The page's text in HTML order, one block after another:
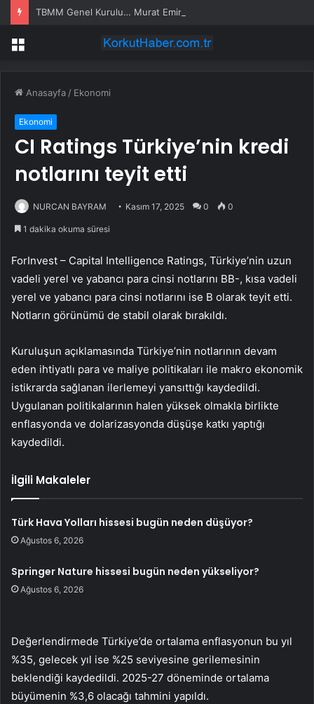
Menü
Anasayfa / Ekonomi
Ekonomi
CI Ratings Türkiye’nin kredi
notlarını teyit etti
NURCAN BAYRAM Kasım 17, 2025 0 0
1 dakika okuma süresi
ForInvest – Capital Intelligence Ratings, Türkiye’nin uzun
vadeli yerel ve yabancı para cinsi notlarını BB-, kısa vadeli
yerel ve yabancı para cinsi notlarını ise B olarak teyit etti.
Notların görünümü de stabil olarak bırakıldı.
Kuruluşun açıklamasında Türkiye’nin notlarının devam
eden ihtiyatlı para ve maliye politikaları ile makro ekonomik
istikrarda sağlanan ilerlemeyi yansıttığı kaydedildi.
Uygulanan politikalarının halen yüksek olmakla birlikte
enflasyonda ve dolarizasyonda düşüşe katkı yaptığı
kaydedildi.
İlgili Makaleler
Türk Hava Yolları hissesi bugün neden düşüyor?
Ağustos 6, 2026
Springer Nature hissesi bugün neden yükseliyor?
Ağustos 6, 2026
Değerlendirmede Türkiye’de ortalama enflasyonun bu yıl
%35, gelecek yıl ise %25 seviyesine gerilemesinin
beklendiği kaydedildi. 2025-27 döneminde ortalama
büyümenin %3,6 olacağı tahmini yapıldı.